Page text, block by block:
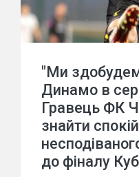
"Ми
Динамо в
Гравець ФК
знайти
до фіналу